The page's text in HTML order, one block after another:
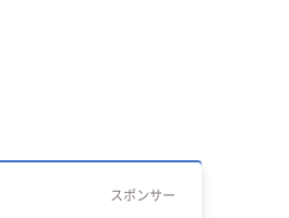
スポンサー